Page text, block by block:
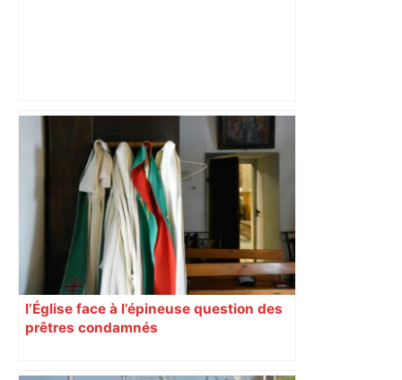
Mort mystérieuse près de Toulouse :
une émission de M6 revient sur l'affaire
Christian Abraham, retrouvé la gorge
tranchée et recouvert de feuilles il y a
deux ans – ladepeche.fr
l’Église face à l’épineuse question des
prêtres condamnés